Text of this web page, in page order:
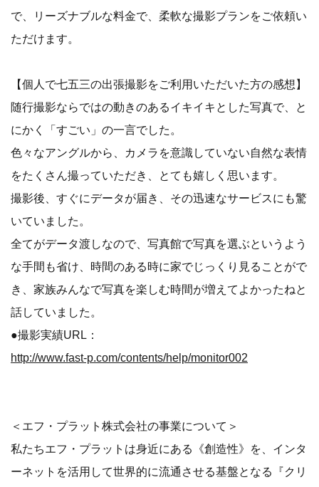
で、リーズナブルな料金で、柔軟な撮影プランをご依頼い
ただけます。
【個人で七五三の出張撮影をご利用いただいた方の感想】
随行撮影ならではの動きのあるイキイキとした写真で、と
にかく「すごい」の一言でした。
色々なアングルから、カメラを意識していない自然な表情
をたくさん撮っていただき、とても嬉しく思います。
撮影後、すぐにデータが届き、その迅速なサービスにも驚
いていました。
全てがデータ渡しなので、写真館で写真を選ぶというよう
な手間も省け、時間のある時に家でじっくり見ることがで
き、家族みんなで写真を楽しむ時間が増えてよかったねと
話していました。
●撮影実績URL：
http://www.fast-p.com/contents/help/monitor002
＜エフ・プラット株式会社の事業について＞
私たちエフ・プラットは身近にある《創造性》を、インタ
ーネットを活用して世界的に流通させる基盤となる『クリ